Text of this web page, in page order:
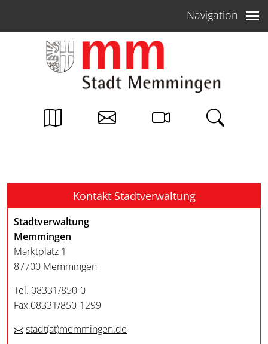
Navigation
Kontakt Stadtverwaltung
Stadtverwaltung
Memmingen
Marktplatz 1
87700 Memmingen
Tel. 08331/850-0
Fax 08331/850-1299
stadt(at)memmingen.de